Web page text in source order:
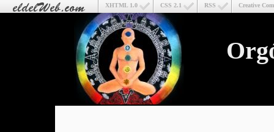
Creative
RSS
CSS 2.1
XHTML 1.0